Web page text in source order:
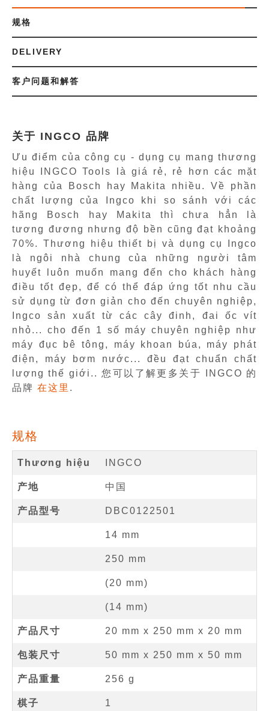
规格
DELIVERY
客户问题和解答
关于 INGCO 品牌
Ưu điểm của công cụ - dụng cụ mang thương
hiệu INGCO Tools là giá rẻ, rẻ hơn các mặt
hàng của Bosch hay Makita nhiều. Về phần
chất lượng của Ingco khi so sánh với các
hãng Bosch hay Makita thì chưa hẳn là
tương đương nhưng độ bền cũng đạt khoảng
70%. Thương hiệu thiết bị và dụng cụ Ingco
là ngôi nhà chung của những người tâm
huyết luôn muốn mang đến cho khách hàng
điều tốt đẹp, để có thể đáp ứng tốt nhu cầu
sử dụng từ đơn giản cho đến chuyên nghiệp,
Ingco sản xuất từ các cây đinh, đai ốc vít
nhỏ... cho đến 1 số máy chuyên nghiệp như
máy đục bê tông, máy khoan búa, máy phát
điện, máy bơm nước... đều đạt chuẩn chất
lượng thế giới.. 您可以了解更多关于 INGCO 的
品牌 在这里 .
规格
Thương hiệu INGCO
产地 中国
产品型号 DBC0122501
14 mm
250 mm
(20 mm)
(14 mm)
产品尺寸 20 mm x 250 mm x 20 mm
包装尺寸 50 mm x 250 mm x 50 mm
产品重量 256 g
棋子 1